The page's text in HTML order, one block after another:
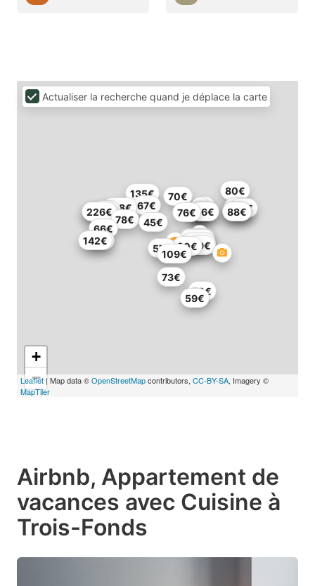
109€
99€
76€
150€
90€
56€
67€
80€
72€
88€
209€
62€
65€
73€
57€
46€
108€
204€
142€
78€
70€
67€
66€
45€
135€
226€
59€
109€
79€
59€
+
−
Leaflet | Map data ©OpenStreetMapcontributors, CC-BY-SA, Imagery ©
MapTiler
Actualiser la recherche quand je déplace la carte
Airbnb, Appartement de
vacances avec Cuisine à
Trois-Fonds